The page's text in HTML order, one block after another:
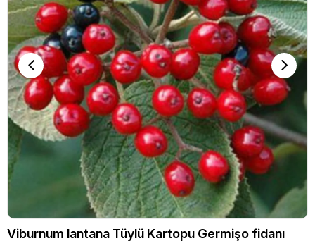
Viburnum lantana Tüylü Kartopu Germişo fidanı